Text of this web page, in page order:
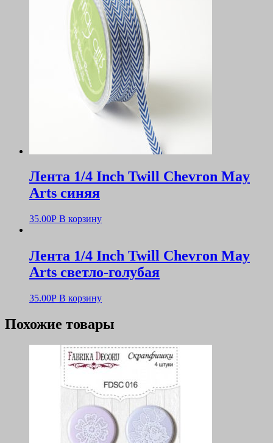
Лента 1/4 Inch Twill Chevron May
Arts синяя
35.00Р В корзину
Лента 1/4 Inch Twill Chevron May
Arts светло-голубая
35.00Р В корзину
Похожие товары